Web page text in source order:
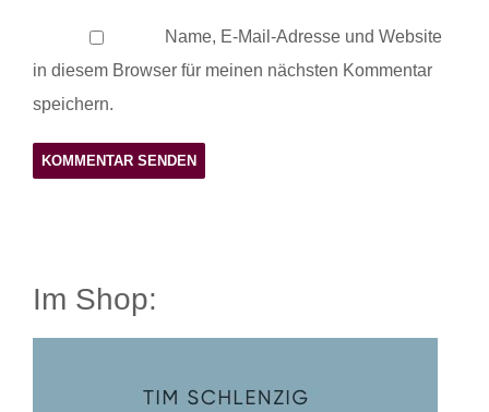
Name, E-Mail-Adresse und Website
in diesem Browser für meinen nächsten Kommentar
speichern.
Im Shop: